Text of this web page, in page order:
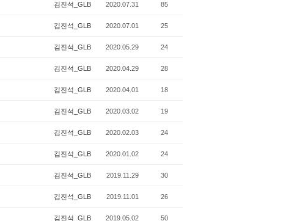
김진석_GLB 2020.07.31 85
김진석_GLB 2020.07.01 25
김진석_GLB 2020.05.29 24
김진석_GLB 2020.04.29 28
김진석_GLB 2020.04.01 18
김진석_GLB 2020.03.02 19
김진석_GLB 2020.02.03 24
김진석_GLB 2020.01.02 24
김진석_GLB 2019.11.29 30
김진석_GLB 2019.11.01 26
김진석_GLB 2019.05.02 50